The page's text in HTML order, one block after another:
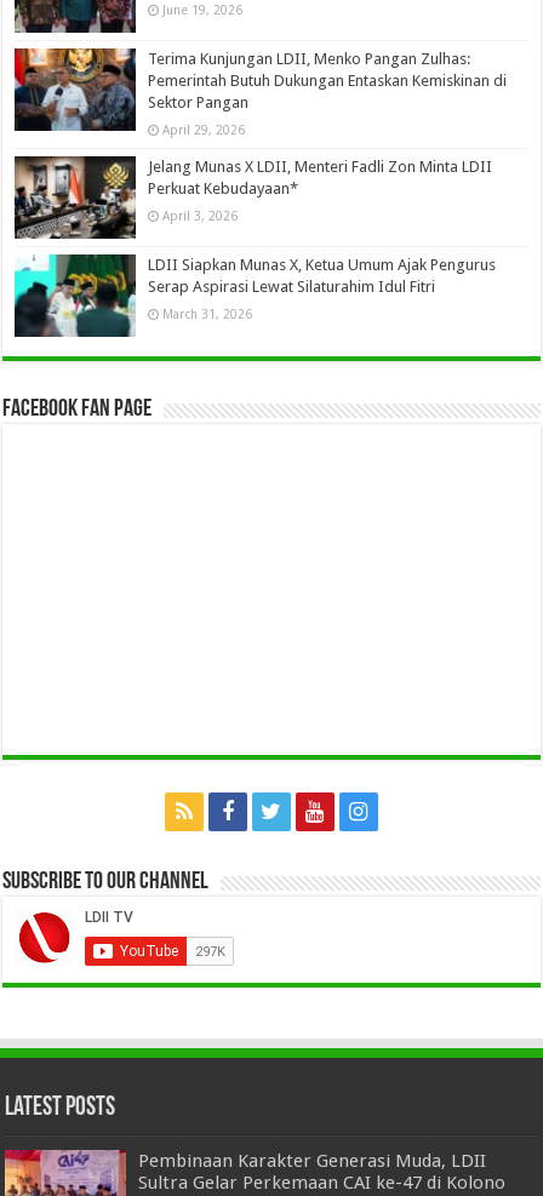
June 19, 2026
Terima Kunjungan LDII, Menko Pangan Zulhas:
Pemerintah Butuh Dukungan Entaskan Kemiskinan di
Sektor Pangan
April 29, 2026
Jelang Munas X LDII, Menteri Fadli Zon Minta LDII
Perkuat Kebudayaan*
April 3, 2026
LDII Siapkan Munas X, Ketua Umum Ajak Pengurus
Serap Aspirasi Lewat Silaturahim Idul Fitri
March 31, 2026
Facebook Fan Page
Subscribe to our Channel
Latest Posts
Pembinaan Karakter Generasi Muda, LDII
Sultra Gelar Perkemaan CAI ke-47 di Kolono